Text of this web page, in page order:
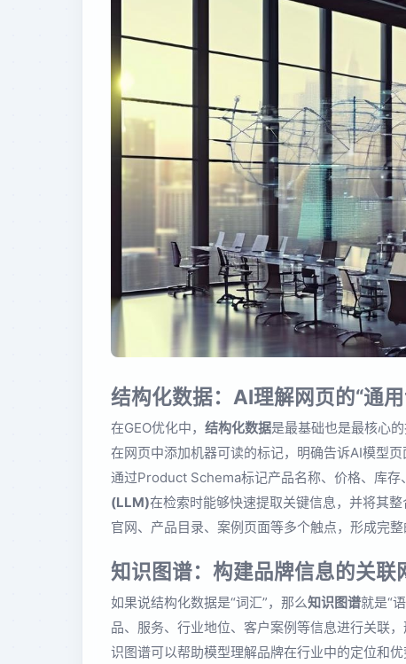
结构化数据：AI理解网页的“通
在GEO优化中， 结构化数据是最基础也是最核心
在网页中添加机器可读的标记，明确告诉AI模型
通过Product Schema标记产品名称、价格、库
(LLM)在检索时能够快速提取关键信息，并将其整
官网、产品目录、案例页面等多个触点，形成完整
知识图谱：构建品牌信息的关联
如果说结构化数据是“词汇”，那么知识图谱就是“
品、服务、行业地位、客户案例等信息进行关联
识图谱可以帮助模型理解品牌在行业中的定位和